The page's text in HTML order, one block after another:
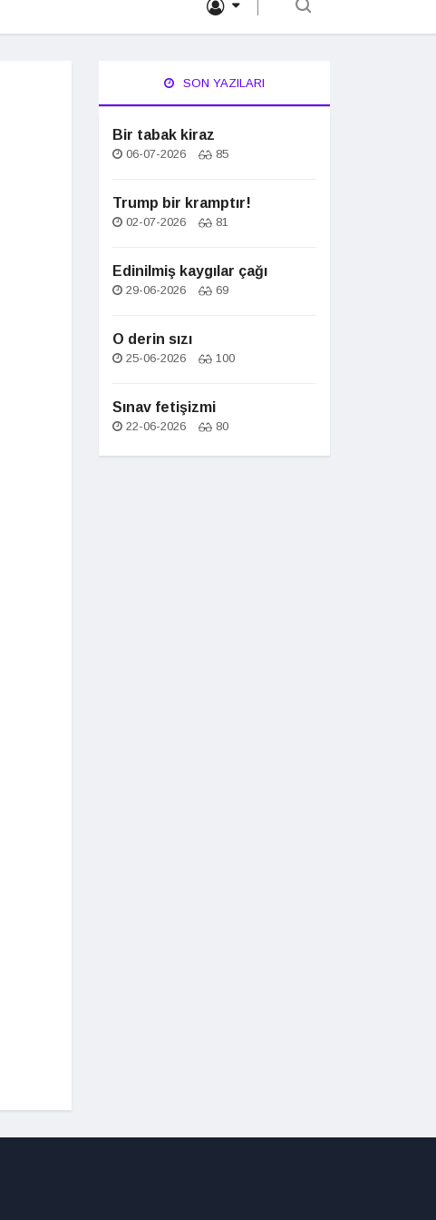
SON YAZILARI
Bir tabak kiraz
06-07-2026 85
Trump bir kramptır!
02-07-2026 81
Edinilmiş kaygılar çağı
29-06-2026 69
O derin sızı
25-06-2026 100
Sınav fetişizmi
22-06-2026 80